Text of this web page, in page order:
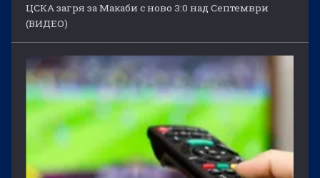
ЦСКА загря за Макаби с ново 3:0 над Септември
(ВИДЕО)